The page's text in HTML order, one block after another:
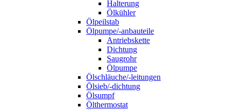
Halterung
Ölkühler
Ölpeilstab
Ölpumpe/-anbauteile
Antriebskette
Dichtung
Saugrohr
Ölpumpe
Ölschläuche/-leitungen
Ölsieb/-dichtung
Ölsumpf
Ölthermostat